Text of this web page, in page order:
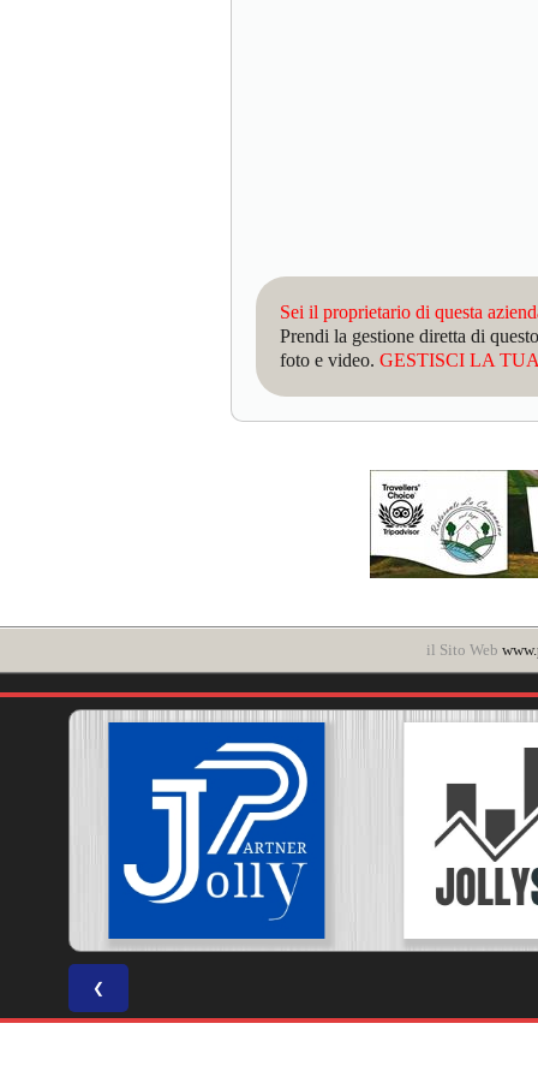
Sei il proprietario di questa
Prendi la gestione diretta di
foto e video. GESTISCI LA
il Sito Web
❮